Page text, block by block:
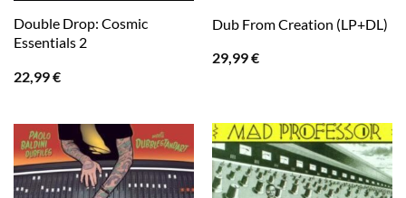
Double Drop: Cosmic
Essentials 2
22,99€
Dub From Creation (LP+DL)
29,99€